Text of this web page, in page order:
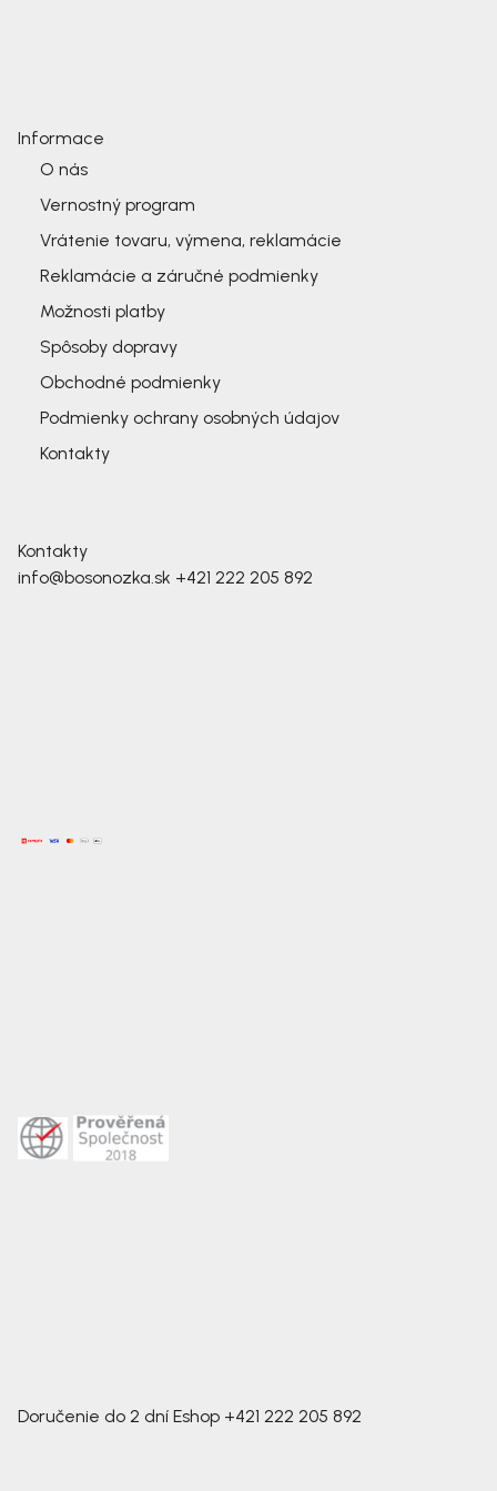
Informace
O nás
Vernostný program
Vrátenie tovaru, výmena, reklamácie
Reklamácie a záručné podmienky
Možnosti platby
Spôsoby dopravy
Obchodné podmienky
Podmienky ochrany osobných údajov
Kontakty
Kontakty
info@bosonozka.sk +421 222 205 892
Doručenie do 2 dní Eshop +421 222 205 892